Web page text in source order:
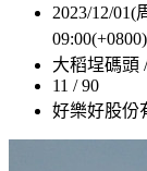
2023/12/01(
09:00(+0800)
大稻埕碼頭
11 / 90
好樂好股份